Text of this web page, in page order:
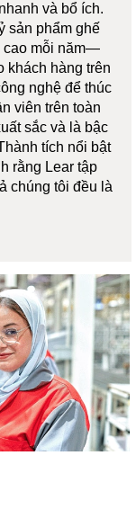
và bổ ích.
sản phẩm ghế
cao mỗi năm—
khách hàng trên
nghệ để thúc
viên trên toàn
sắc và là bậc
tích nổi bật
rằng Lear tập
chúng tôi đều là